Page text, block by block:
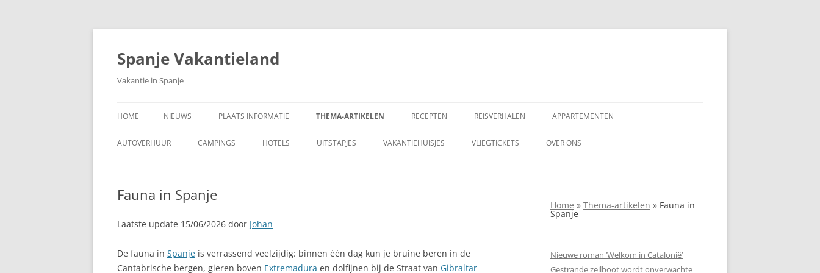
Ga
inhoud
Spanje Vakantieland
Vakantie in Spanje
HOME NIEUWS PLAATS INFORMATIE
A CORUÑA, PAREL VAN GALICIË
ALCALÁ DE HENARES
THEMA-ARTIKELEN
AARDBEVING SPANJE
AUTO TOERTOCHT
RECEPTEN
TAPAS RESTAURANTS IN
REISVERHALEN
1906 VAN TOLEDO NAAR
APPARTEMENTEN
AUTOVERHUUR CAMPINGS HOTELS UITSTAPJES VAKANTIEHUISJES VLIEGTICKETS OVER ONS
SPANJEVAKANTIELAND.NL
Fauna in Spanje
Laatste update 15/06/2026 door Johan
De fauna in Spanje is verrassend veelzijdig: binnen één dag kun je bruine beren in de
Cantabrische bergen, gieren boven Extremadura en dolfijnen bij de Straat van Gibraltar
Home » Thema-artikelen » Fauna in
Spanje
Nieuwe roman ‘Welkom in Catalonië’
Gestrande zeilboot wordt onverwachte